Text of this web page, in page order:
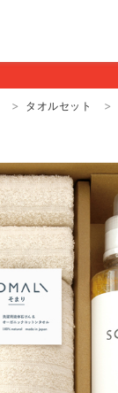
タオルセット